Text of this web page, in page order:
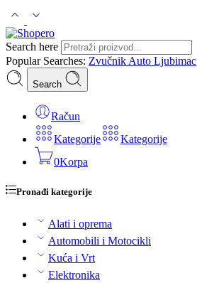
Search here
Popular Searches: Zvučnik Auto Ljubimac
Search
Račun
Kategorije
Kategorije
0Korpa
Pronađi kategorije
Alati i oprema
Automobili i Motocikli
Kuća i Vrt
Elektronika